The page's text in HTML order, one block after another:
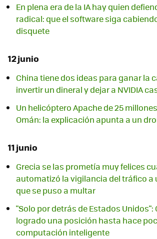
En plena era de la IA hay quien
radical: que el software siga
disquete
12 junio
China tiene dos ideas para ganar la
invertir un dineral y dejar a NVIDIA
Un helicóptero Apache de 25
Omán: la explicación apunta a un
11 junio
Grecia se las prometía muy felices
automatizó la vigilancia del tráfico a
que se puso a multar
"Solo por detrás de Estados Unidos":
logrado una posición hasta hace
computación inteligente